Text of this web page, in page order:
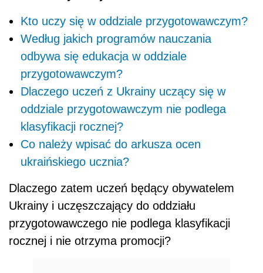
Kto uczy się w oddziale przygotowawczym?
Według jakich programów nauczania
odbywa się edukacja w oddziale
przygotowawczym?
Dlaczego uczeń z Ukrainy uczący się w
oddziale przygotowawczym nie podlega
klasyfikacji rocznej?
Co należy wpisać do arkusza ocen
ukraińskiego ucznia?
Dlaczego zatem uczeń będący obywatelem
Ukrainy i uczęszczający do oddziału
przygotowawczego nie podlega klasyfikacji
rocznej i nie otrzyma promocji?